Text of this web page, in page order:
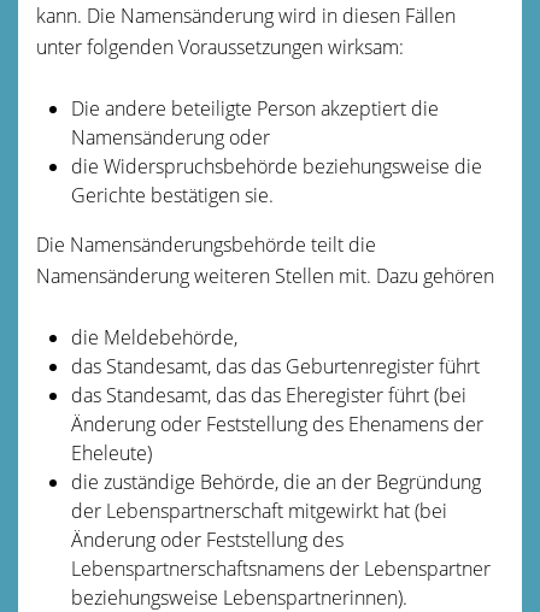
kann. Die Namensänderung wird in diesen Fällen
unter folgenden Voraussetzungen wirksam:
Die andere beteiligte Person akzeptiert die
Namensänderung oder
die Widerspruchsbehörde beziehungsweise die
Gerichte bestätigen sie.
Die Namensänderungsbehörde teilt die
Namensänderung weiteren Stellen mit. Dazu gehören
die Meldebehörde,
das Standesamt, das das Geburtenregister führt
das Standesamt, das das Eheregister führt (bei
Änderung oder Feststellung des Ehenamens der
Eheleute)
die zuständige Behörde, die an der Begründung
der Lebenspartnerschaft mitgewirkt hat (bei
Änderung oder Feststellung des
Lebenspartnerschaftsnamens der Lebenspartner
beziehungsweise Lebenspartnerinnen).